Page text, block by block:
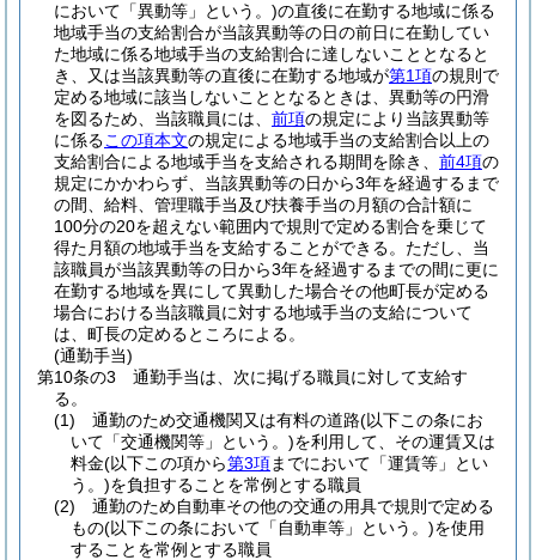
において「異動等」という。)の直後に在勤する地域に係る
地域手当の支給割合が当該異動等の日の前日に在勤してい
た地域に係る地域手当の支給割合に達しないこととなると
き、又は当該異動等の直後に在勤する地域が第1項の規則で
定める地域に該当しないこととなるときは、異動等の円滑
を図るため、当該職員には、 前項の規定により当該異動等
に係るこの項本文の規定による地域手当の支給割合以上の
支給割合による地域手当を支給される期間を除き、 前4項の
規定にかかわらず、当該異動等の日から3年を経過するまで
の間、給料、管理職手当及び扶養手当の月額の合計額に
100分の20を超えない範囲内で規則で定める割合を乗じて
得た月額の地域手当を支給することができる。 ただし、当
該職員が当該異動等の日から3年を経過するまでの間に更に
在勤する地域を異にして異動した場合その他町長が定める
場合における当該職員に対する地域手当の支給について
は、町長の定めるところによる。
(通勤手当)
第10条の3
通勤手当は、次に掲げる職員に対して支給す
る。
(1)
通勤のため交通機関又は有料の道路(以下この条にお
いて「交通機関等」という。)を利用して、その運賃又は
料金(以下この項から第3項までにおいて「運賃等」とい
う。)を負担することを常例とする職員
(2)
通勤のため自動車その他の交通の用具で規則で定める
もの(以下この条において「自動車等」という。)を使用
することを常例とする職員